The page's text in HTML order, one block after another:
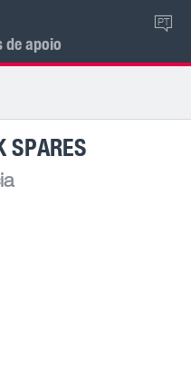
de apoio
PT
SPARES